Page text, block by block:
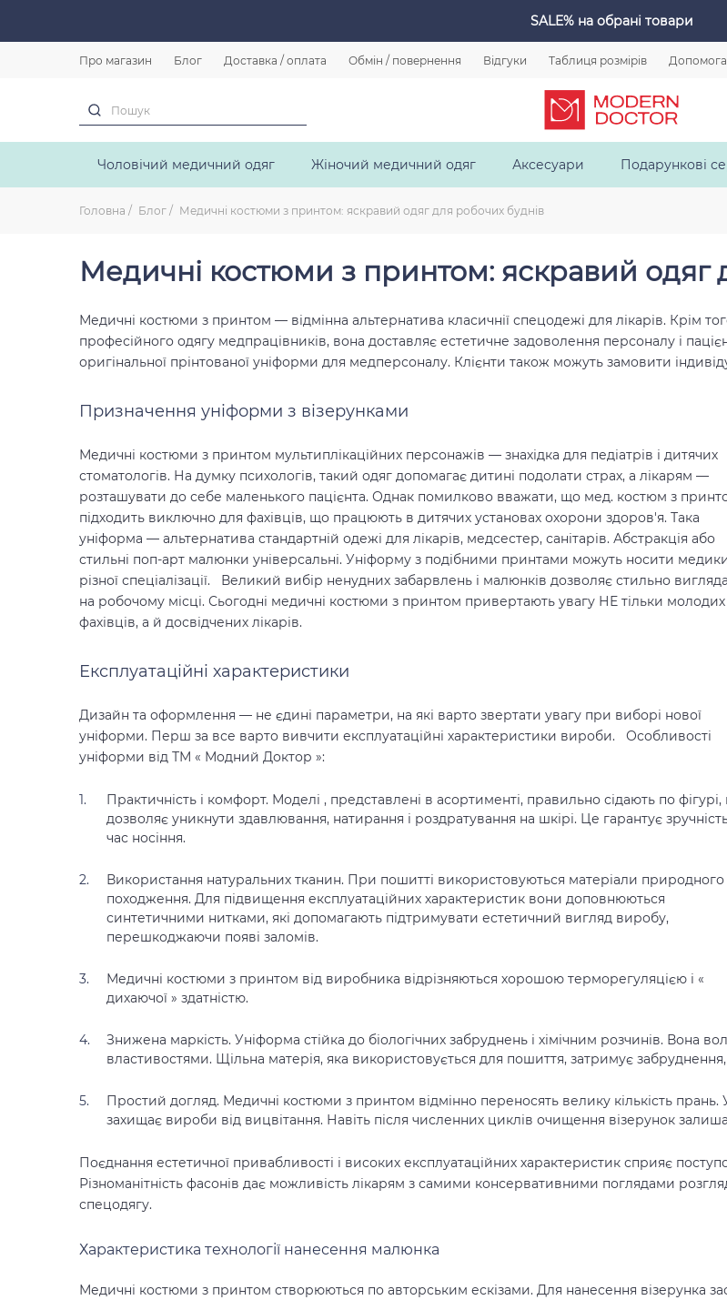
SALE% на обрані товари
Про магазин Блог Доставка / оплата Обмін / повернення Відгуки Таблиця розмірів Допомога
Чоловічий медичний одяг Жіночий медичний одяг Аксесуари Подарункові
Головна Блог Медичні костюми з принтом: яскравий одяг для робочих буднів
Медичні костюми з принтом: яскравий одяг
Медичні костюми з принтом — відмінна альтернатива класичнії спецодежі для лікарів. Крім
професійного одягу медпрацівників, вона доставляє естетичне задоволення персоналу і
оригінальної прінтованої уніформи для медперсоналу. Клієнти також можуть замовити
Призначення уніформи з візерунками
Медичні костюми з принтом мультиплікаційних персонажів — знахідка для педіатрів і дитячих
стоматологів. На думку психологів, такий одяг допомагає дитині подолати страх, а лікарям —
розташувати до себе маленького пацієнта. Однак помилково вважати, що мед. костюм з
підходить виключно для фахівців, що працюють в дитячих установах охорони здоров'я. Така
уніформа — альтернатива стандартній одежі для лікарів, медсестер, санітарів. Абстракція або
стильні поп-арт малюнки універсальні. Уніформу з подібними принтами можуть носити
різної спеціалізації. Великий вибір ненудних забарвлень і малюнків дозволяє стильно
на робочому місці. Сьогодні медичні костюми з принтом привертають увагу НЕ тільки молодих
фахівців, а й досвідчених лікарів.
Експлуатаційні характеристики
Дизайн та оформлення — не єдині параметри, на які варто звертати увагу при виборі нової
уніформи. Перш за все варто вивчити експлуатаційні характеристики вироби. Особливості
уніформи від ТМ « Модний Доктор »:
Практичність і комфорт. Моделі , представлені в асортименті, правильно сідають по
дозволяє уникнути здавлювання, натирання і роздратування на шкірі. Це гарантує
час носіння.
Використання натуральних тканин. При пошитті використовуються матеріали природного
походження. Для підвищення експлуатаційних характеристик вони доповнюються
синтетичними нитками, які допомагають підтримувати естетичний вигляд виробу,
перешкоджаючи появі заломів.
Медичні костюми з принтом від виробника відрізняються хорошою терморегуляцією і «
дихаючої » здатністю.
Знижена маркість. Уніформа стійка до біологічних забруднень і хімічним розчинів. Вона
властивостями. Щільна матерія, яка використовується для пошиття, затримує
Простий догляд. Медичні костюми з принтом відмінно переносять велику кількість
захищає вироби від вицвітання. Навіть після численних циклів очищення візерунок
Поєднання естетичної привабливості і високих експлуатаційних характеристик сприяє
Різноманітність фасонів дає можливість лікарям з самими консервативними поглядами
спецодягу.
Характеристика технології нанесення малюнка
Медичні костюми з принтом створюються по авторським ескізами. Для нанесення візерунка